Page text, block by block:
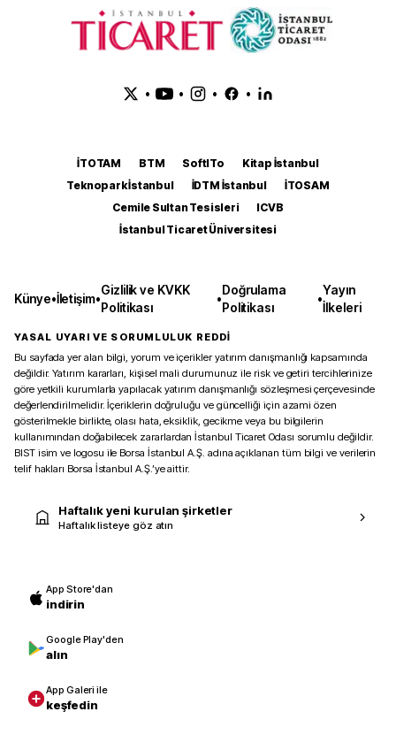
• • • •
İTOTAM BTM SoftITo
Kitap İstanbul
Teknopark İstanbul
İDTM İstanbul
İTOSAM
Cemile Sultan Tesisleri
ICVB
İstanbul Ticaret Üniversitesi
Künye•İletişim•
Gizlilik ve KVKK
Politikası
•
Doğrulama
Politikası
•
Yayın
İlkeleri
YASAL UYARI VE SORUMLULUK REDDİ
Bu sayfada yer alan bilgi, yorum ve içerikler yatırım danışmanlığı kapsamında
değildir. Yatırım kararları, kişisel mali durumunuz ile risk ve getiri tercihlerinize
göre yetkili kurumlarla yapılacak yatırım danışmanlığı sözleşmesi çerçevesinde
değerlendirilmelidir. İçeriklerin doğruluğu ve güncelliği için azami özen
gösterilmekle birlikte, olası hata, eksiklik, gecikme veya bu bilgilerin
kullanımından doğabilecek zararlardan İstanbul Ticaret Odası sorumlu değildir.
BIST isim ve logosu ile Borsa İstanbul A.Ş. adına açıklanan tüm bilgi ve verilerin
telif hakları Borsa İstanbul A.Ş.’ye aittir.
Haftalık yeni kurulan şirketler
Haftalık listeye göz atın
App Store'dan
indirin
Google Play'den
alın
App Galeri ile
keşfedin